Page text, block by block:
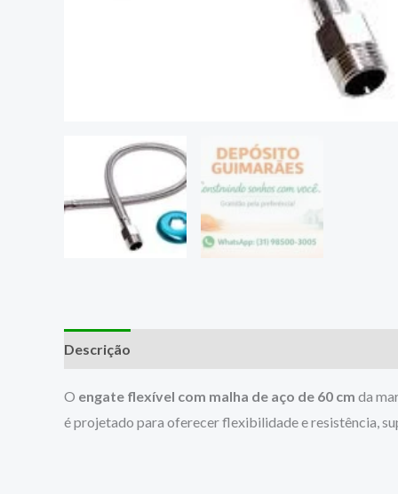
Descrição
O engate flexível com malha de aço de 60 cm da
é projetado para oferecer flexibilidade e resistência,